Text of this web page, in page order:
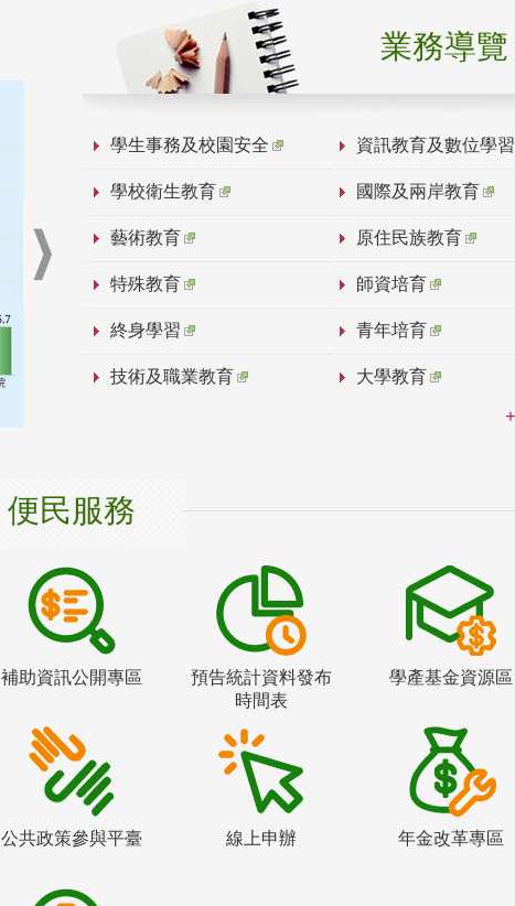
業務導覽
學生事務及校園安全 資訊教育及數位學習
學校衛生教育 國際及兩岸教育
藝術教育 原住民族教育
特殊教育 師資培育
終身學習 青年培育
技術及職業教育 大學教育
便民服務
補助資訊公開專區
預告統計資料發布
時間表
學產基金資源區
公共政策參與平臺 線上申辦 年金改革專區